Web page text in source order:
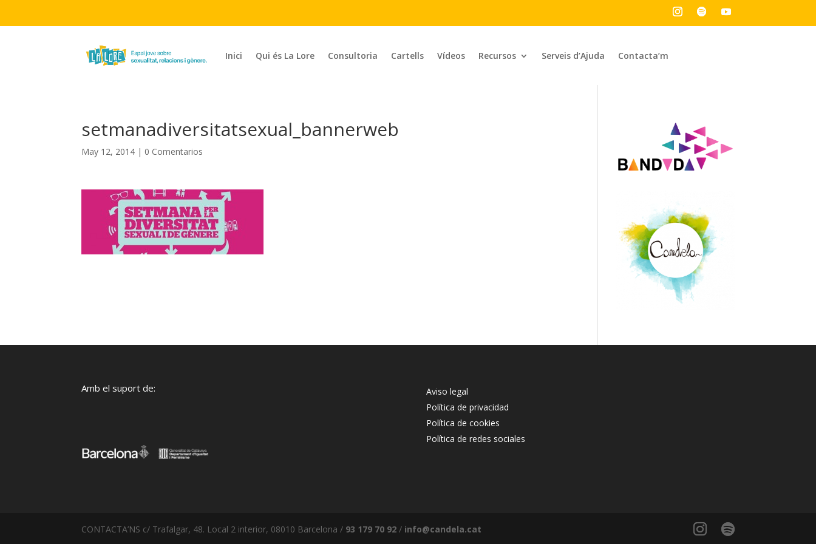
Inici Qui és La Lore Consultoria Cartells Vídeos Recursos Serveis d’Ajuda Contacta’m
setmanadiversitatsexual_bannerweb
May 12, 2014 | 0 Comentarios
Amb el suport de:
Aviso legal
Política de privacidad
Política de cookies
Política de redes sociales
CONTACTA’NS c/ Trafalgar, 48. Local 2 interior, 08010 Barcelona / 93 179 70 92 / info@candela.cat